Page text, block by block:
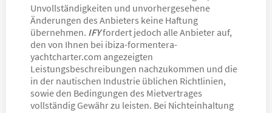
Unvollständigkeiten und unvorhergesehene
Änderungen des Anbieters keine Haftung
übernehmen. IFYfordert jedoch alle Anbieter auf,
den von Ihnen bei ibiza-formentera-
yachtcharter.com angezeigten
Leistungsbeschreibungen nachzukommen und die
in der nautischen Industrie üblichen Richtlinien,
sowie den Bedingungen des Mietvertrages
vollständig Gewähr zu leisten. Bei Nichteinhaltung